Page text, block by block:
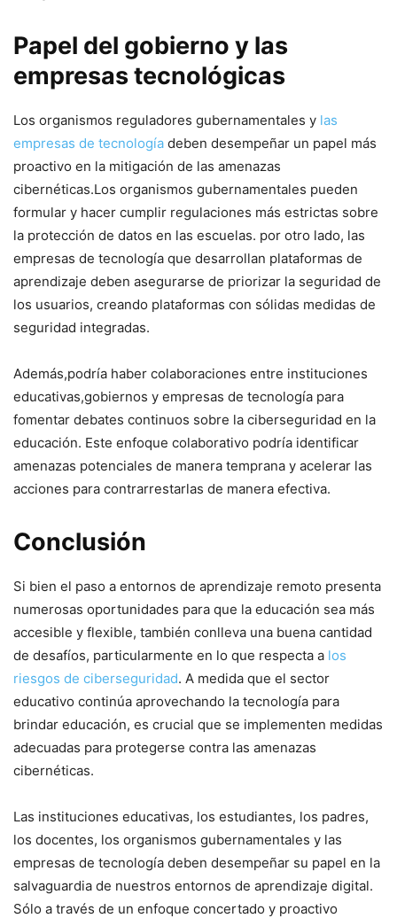
Papel del gobierno y las
empresas⁣ tecnológicas
Los organismos reguladores gubernamentales y las
empresas de tecnología deben desempeñar un papel más
proactivo ⁢en la mitigación de las amenazas
cibernéticas.Los organismos gubernamentales pueden
‍formular y‌ hacer⁢ cumplir regulaciones más estrictas sobre
la protección de datos ⁢en las ⁣escuelas. por otro lado, las
empresas de tecnología‌ que desarrollan plataformas de
aprendizaje deben asegurarse de priorizar⁢ la seguridad de
los‌ usuarios, creando plataformas con sólidas⁣ medidas de
seguridad integradas.
Además,podría haber colaboraciones entre instituciones
educativas,gobiernos y empresas de tecnología para
fomentar debates continuos sobre la ciberseguridad en la
educación. ‍Este enfoque colaborativo podría identificar
amenazas potenciales de manera ⁢temprana y ⁢acelerar ‌las‍
acciones para contrarrestarlas de manera efectiva.
Conclusión
Si bien el paso a entornos⁢ de aprendizaje remoto presenta
numerosas ⁣oportunidades para⁤ que la educación sea más
accesible y flexible, también conlleva una buena‍ cantidad
de desafíos, particularmente en lo que respecta a los
riesgos de ciberseguridad. A medida que el sector⁢
educativo continúa aprovechando ‌la tecnología para
brindar educación, ‌es crucial que se implementen medidas
adecuadas para protegerse contra las‌ amenazas
cibernéticas.
Las ⁣instituciones educativas, ⁤los estudiantes, los padres,
los docentes, los organismos gubernamentales ⁤y las
empresas de tecnología deben desempeñar su papel en‍ la
salvaguardia de ​nuestros entornos ⁤de aprendizaje digital.
Sólo a través de un enfoque concertado y proactivo ​